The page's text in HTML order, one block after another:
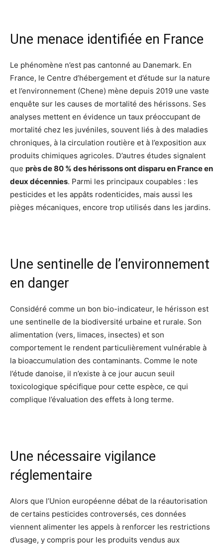
Une menace identifiée en France
Le phénomène n’est pas cantonné au Danemark. En
France, le Centre d’hébergement et d’étude sur la nature
et l’environnement (Chene) mène depuis 2019 une vaste
enquête sur les causes de mortalité des hérissons. Ses
analyses mettent en évidence un taux préoccupant de
mortalité chez les juvéniles, souvent liés à des maladies
chroniques, à la circulation routière et à l’exposition aux
produits chimiques agricoles. D’autres études signalent
que près de 80 % des hérissons ont disparu en France en
deux décennies. Parmi les principaux coupables : les
pesticides et les appâts rodenticides, mais aussi les
pièges mécaniques, encore trop utilisés dans les jardins.
Une sentinelle de l’environnement
en danger
Considéré comme un bon bio-indicateur, le hérisson est
une sentinelle de la biodiversité urbaine et rurale. Son
alimentation (vers, limaces, insectes) et son
comportement le rendent particulièrement vulnérable à
la bioaccumulation des contaminants. Comme le note
l’étude danoise, il n’existe à ce jour aucun seuil
toxicologique spécifique pour cette espèce, ce qui
complique l’évaluation des effets à long terme.
Une nécessaire vigilance
réglementaire
Alors que l’Union européenne débat de la réautorisation
de certains pesticides controversés, ces données
viennent alimenter les appels à renforcer les restrictions
d’usage, y compris pour les produits vendus aux